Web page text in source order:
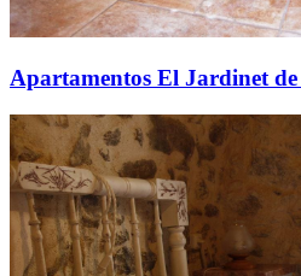
Apartamentos El Jardinet de